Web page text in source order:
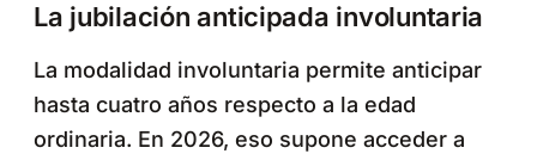
La jubilación anticipada involuntaria
La modalidad involuntaria permite anticipar
hasta cuatro años respecto a la edad
ordinaria. En 2026, eso supone acceder a